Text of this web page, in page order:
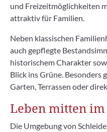
und Freizeitmöglichkeiten
attraktiv für Familien.
Neben klassischen
auch gepflegte
historischem Charakter
Blick ins Grüne.
Garten, Terrassen oder
Leben mitten
Die Umgebung von